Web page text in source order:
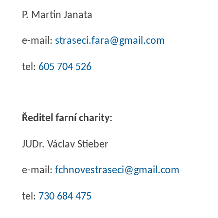
P. Martin Janata
e-mail: straseci.fara@gmail.com
tel: 605 704 526
Ředitel farní charity:
JUDr. Václav Stieber
e-mail: fchnovestraseci@gmail.com
tel: 730 684 475